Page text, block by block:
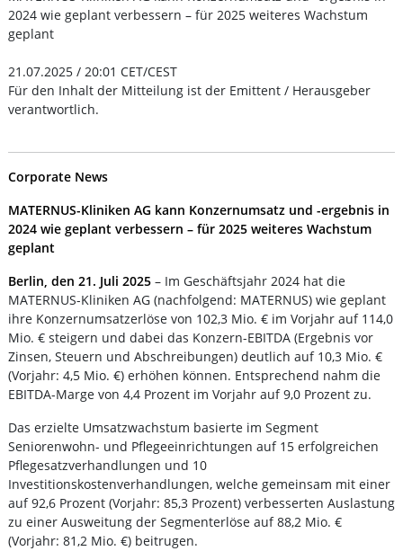
2024 wie geplant verbessern – für 2025 weiteres Wachstum
geplant
21.07.2025 / 20:01 CET/CEST
Für den Inhalt der Mitteilung ist der Emittent / Herausgeber
verantwortlich.
Corporate News
MATERNUS-Kliniken AG kann Konzernumsatz und -ergebnis in
2024 wie geplant verbessern – für 2025 weiteres Wachstum
geplant
Berlin, den 21. Juli 2025 – Im Geschäftsjahr 2024 hat die
MATERNUS-Kliniken AG (nachfolgend: MATERNUS) wie geplant
ihre Konzernumsatzerlöse von 102,3 Mio. € im Vorjahr auf 114,0
Mio. € steigern und dabei das Konzern-EBITDA (Ergebnis vor
Zinsen, Steuern und Abschreibungen) deutlich auf 10,3 Mio. €
(Vorjahr: 4,5 Mio. €) erhöhen können. Entsprechend nahm die
EBITDA-Marge von 4,4 Prozent im Vorjahr auf 9,0 Prozent zu.
Das erzielte Umsatzwachstum basierte im Segment
Seniorenwohn- und Pflegeeinrichtungen auf 15 erfolgreichen
Pflegesatzverhandlungen und 10
Investitionskostenverhandlungen, welche gemeinsam mit einer
auf 92,6 Prozent (Vorjahr: 85,3 Prozent) verbesserten Auslastung
zu einer Ausweitung der Segmenterlöse auf 88,2 Mio. €
(Vorjahr: 81,2 Mio. €) beitrugen.